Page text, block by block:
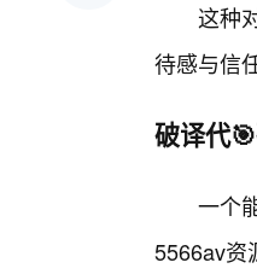
这种
待感与信
破译代
一个
5566av资